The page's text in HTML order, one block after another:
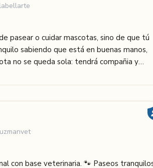
pasear o cuidar mascotas, sino de que tú
sabiendo que está en buenas manos,
no se queda sola: tendrá compañia y
con base veterinaria. 🐾 Paseos